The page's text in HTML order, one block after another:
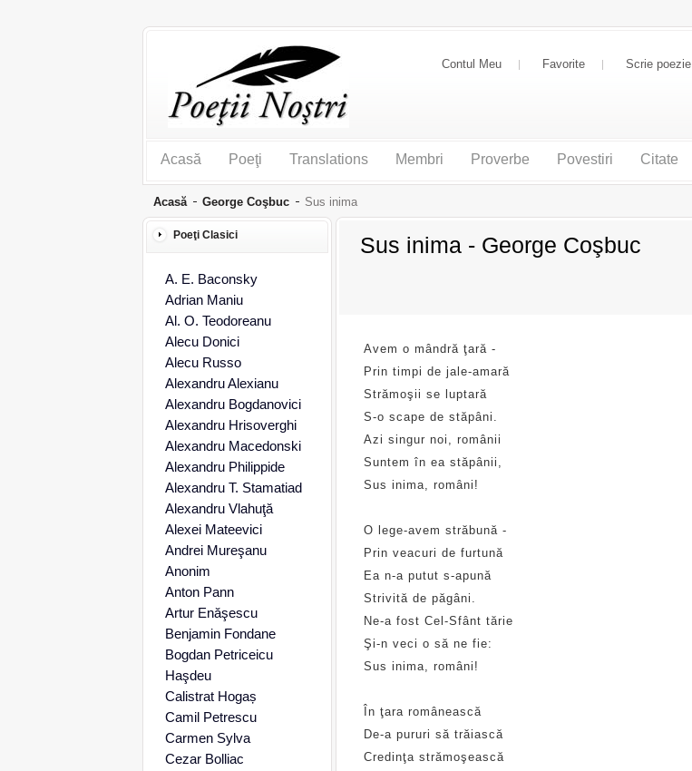
Contul Meu Favorite Scrie poezie
Acasă Poeţi Translations Membri Proverbe Povestiri Citate
Acasă George Coşbuc Sus inima
Sus inima - George Coşbuc
Avem o mândră ţară -
Prin timpi de jale-amară
Strămoşii se luptară
S-o scape de stăpâni.
Azi singur noi, românii
Suntem în ea stăpânii,
Sus inima, români!
O lege-avem străbună -
Prin veacuri de furtună
Ea n-a putut s-apună
Strivită de păgâni.
Ne-a fost Cel-Sfânt tărie
Şi-n veci o să ne fie:
Sus inima, români!
În ţara românească
De-a pururi să trăiască
Credinţa strămoşească
Poeţi Clasici
A. E. Baconsky
Adrian Maniu
Al. O. Teodoreanu
Alecu Donici
Alecu Russo
Alexandru Alexianu
Alexandru Bogdanovici
Alexandru Hrisoverghi
Alexandru Macedonski
Alexandru Philippide
Alexandru T. Stamatiad
Alexandru Vlahuţă
Alexei Mateevici
Andrei Mureşanu
Anonim
Anton Pann
Artur Enăşescu
Benjamin Fondane
Bogdan Petriceicu
Haşdeu
Calistrat Hogaș
Camil Petrescu
Carmen Sylva
Cezar Bolliac